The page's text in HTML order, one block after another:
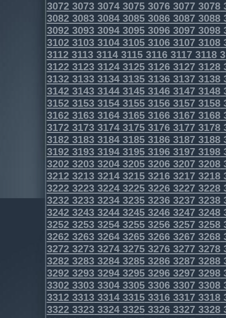
3072307330743075307630773078
3082308330843085308630873088
3092309330943095309630973098
3102310331043105310631073108
3112311331143115311631173118
3122312331243125312631273128
3132313331343135313631373138
3142314331443145314631473148
3152315331543155315631573158
3162316331643165316631673168
3172317331743175317631773178
3182318331843185318631873188
3192319331943195319631973198
3202320332043205320632073208
3212321332143215321632173218
3222322332243225322632273228
3232323332343235323632373238
3242324332443245324632473248
3252325332543255325632573258
3262326332643265326632673268
3272327332743275327632773278
3282328332843285328632873288
3292329332943295329632973298
3302330333043305330633073308
3312331333143315331633173318
3322332333243325332633273328